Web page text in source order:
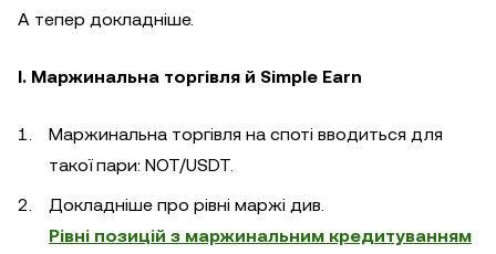
А тепер докладніше.
I. Маржинальна торгівля й Simple Earn
Маржинальна торгівля на споті вводиться для
такої пари: NOT/USDT.
Докладніше про рівні маржі див.
Рівні позицій з маржинальним кредитуванням